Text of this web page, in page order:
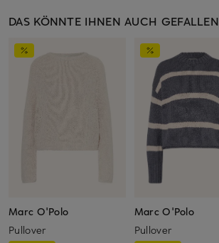
DAS KÖNNTE IHNEN AUCH GEFALLEN
Marc O'Polo
Pullover
Marc O'Polo
Pullover